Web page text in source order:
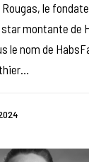
Rougas, le
star montante de
le nom de